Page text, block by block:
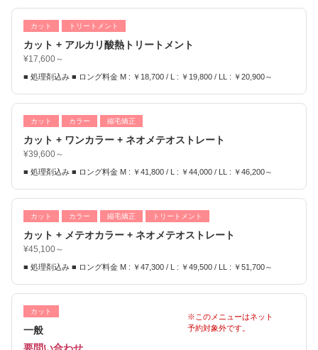
カット トリートメント
カット + アルカリ酸熱トリートメント
¥17,600～
■ 処理剤込み ■ ロング料金 M : ￥18,700 / L : ￥19,800 / LL : ￥20,900～
カット カラー 縮毛矯正
カット + ワンカラー + ネオメテオストレート
¥39,600～
■ 処理剤込み ■ ロング料金 M : ￥41,800 / L : ￥44,000 / LL : ￥46,200～
カット カラー 縮毛矯正 トリートメント
カット + メテオカラー + ネオメテオストレート
¥45,100～
■ 処理剤込み ■ ロング料金 M : ￥47,300 / L : ￥49,500 / LL : ￥51,700～
カット
一般
※このメニューはネット
予約対象外です。